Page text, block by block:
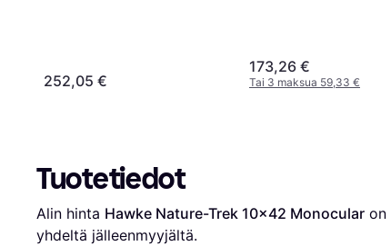
252,05 €
173,26 €
Tai 3 maksua 59,33 €
Tuotetiedot
Alin hinta Hawke Nature-Trek 10x42 Monocular on
yhdeltä jälleenmyyjältä.